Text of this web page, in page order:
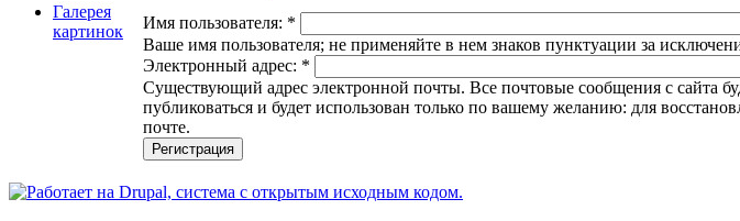
Галерея
картинок
Имя пользователя: *
Ваше имя пользователя; не применяйте в нем знаков пунктуации за
Электронный адрес: *
Существующий адрес электронной почты. Все почтовые сообщения с сайта
публиковаться и будет использован только по вашему желанию: для
почте.